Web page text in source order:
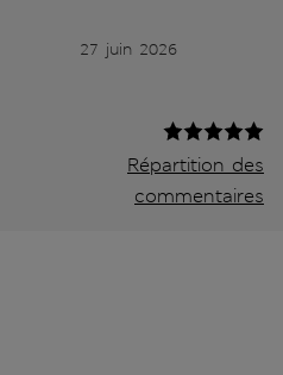
27 juin 2026
Répartition des
commentaires